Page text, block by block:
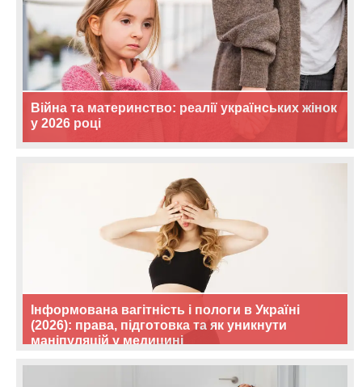
Війна та материнство: реалії українських жінок
у 2026 році
Інформована вагітність і пологи в Україні
(2026): права, підготовка та як уникнути
маніпуляцій у медицині